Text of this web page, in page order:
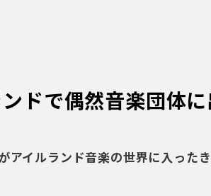
ドで偶然音楽団体
イルランド音楽の世界に入ったき